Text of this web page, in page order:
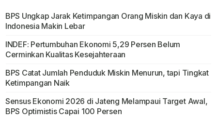
BPS Ungkap Jarak Ketimpangan Orang Miskin dan Kaya di
Indonesia Makin Lebar
INDEF: Pertumbuhan Ekonomi 5,29 Persen Belum
Cerminkan Kualitas Kesejahteraan
BPS Catat Jumlah Penduduk Miskin Menurun, tapi Tingkat
Ketimpangan Naik
Sensus Ekonomi 2026 di Jateng Melampaui Target Awal,
BPS Optimistis Capai 100 Persen